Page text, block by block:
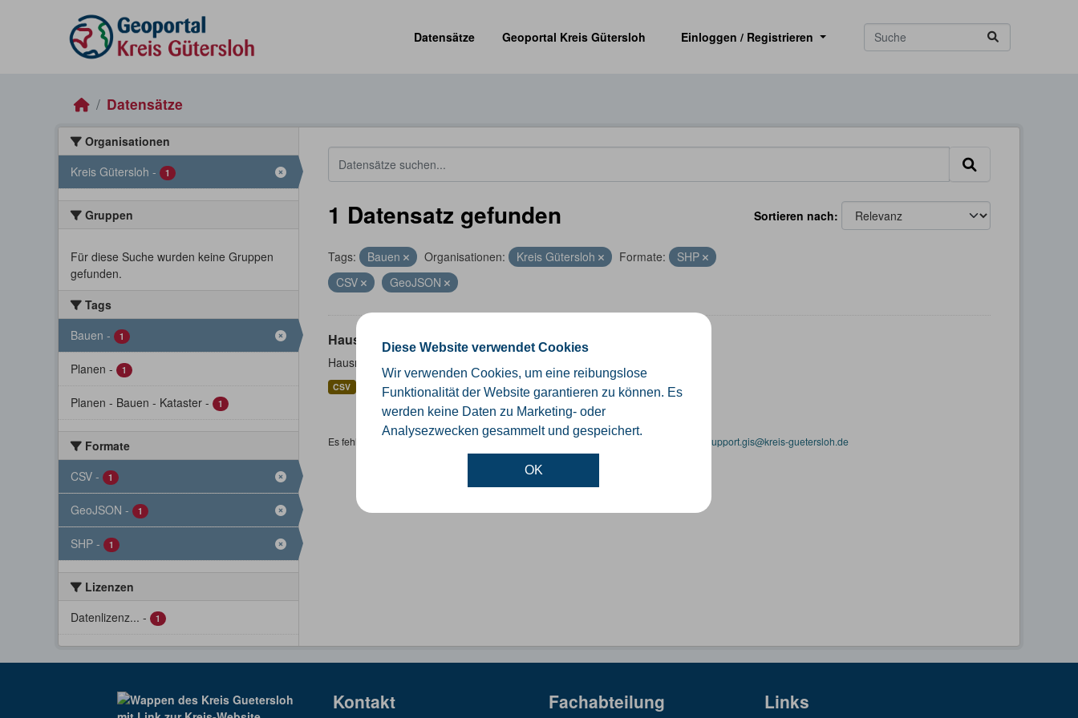
Diese Website verwendet Cookies
Wir verwenden Cookies, um eine reibungslose
Funktionalität der Website garantieren zu können. Es
werden keine Daten zu Marketing- oder
Analysezwecken gesammelt und gespeichert.
OK
Datensätze
Geoportal Kreis Gütersloh Einloggen / Registrieren
Datensätze
Organisationen
Kreis Gütersloh - 1
Gruppen
Für diese Suche wurden keine Gruppen
gefunden.
Tags
Bauen - 1
Planen - 1
Planen - Bauen - Kataster - 1
Formate
CSV - 1
GeoJSON - 1
SHP - 1
Lizenzen
Datenlizenz... - 1
Sortieren nach
1 Datensatz gefunden
Tags: Bauen Organisationen: Kreis Gütersloh Formate:
SHP
CSV
GeoJSON
Hausnummernkoordinaten
Hausnummernkoordinaten abgeleitet aus dem ALKIS-Bestand
CSV GeoJSON SHP
Es fehlen spezifische Datensätze? Wenden Sie sich bitte an einen Administrator unter: support.gis@kreis-guetersloh.de
Kontakt Fachabteilung Links